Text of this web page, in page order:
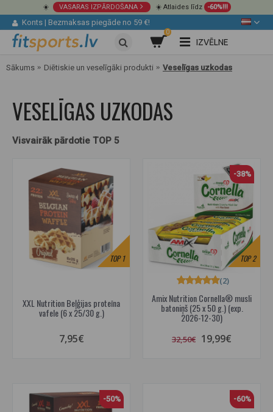
☀️ VASARAS IZPĀRDOŠANA ☀️ Atlaides līdz -60%!!!
Konts | Bezmaksas piegāde no 59 €!
0
IZVĒLNE
Sākums Diētiskie un veselīgāki produkti Veselīgas uzkodas
VESELĪGAS UZKODAS
Visvairāk pārdotie TOP 5
TOP1
XXL Nutrition Beļģijas proteīna
vafele (6 x 25/30 g.)
7,95€
TOP2
-38%
Amix Nutrition Cornella® musli
batoniņš (25 x 50 g.) (exp.
2026-12-30)
(2)
32,50€ 19,99€
-50% -60%